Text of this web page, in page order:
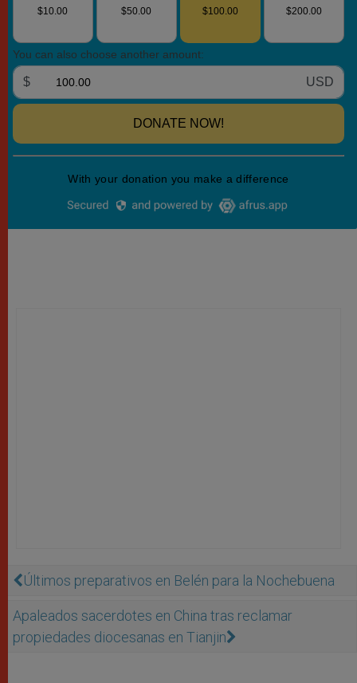
Últimos preparativos en Belén para la Nochebuena
Apaleados sacerdotes en China tras reclamar
propiedades diocesanas en Tianjin